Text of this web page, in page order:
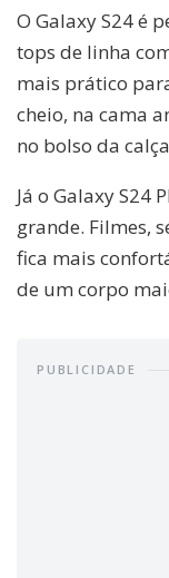
O Galaxy S24 é
tops de linha
mais prático
cheio, na cama
no bolso da
Já o Galaxy S24
grande. Filmes,
fica mais
de um corpo
PUBLICIDADE